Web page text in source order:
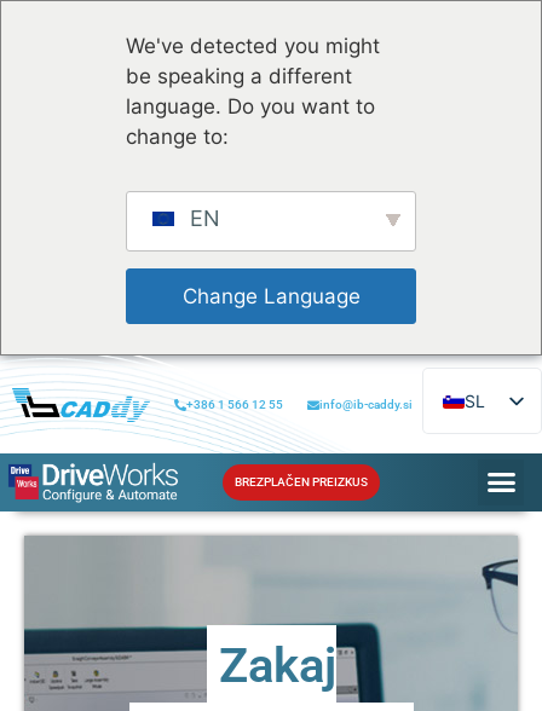
We've detected you might
be speaking a different
language. Do you want to
change to:
EN
Change Language
+386 1 566 12 55 info@ib-caddy.si
SL
EN
BREZPLAČEN PREIZKUS
Zakaj
Zakaj DriveWorks?
Spoznajte prednosti avtomatizacije, ki jih DriveWorks
lahko doprinese vašemu delu